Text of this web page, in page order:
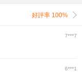
好評率 100%
7***7
6***1